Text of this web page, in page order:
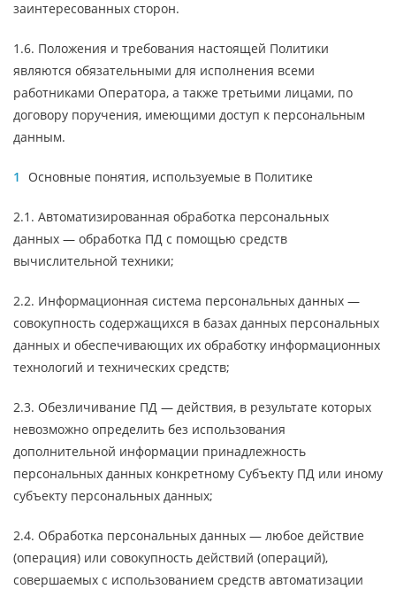
заинтересованных сторон.
1.6. Положения и требования настоящей Политики
являются обязательными для исполнения всеми
работниками Оператора, а также третьими лицами, по
договору поручения, имеющими доступ к персональным
данным.
Основные понятия, используемые в Политике
2.1. Автоматизированная обработка персональных
данных — обработка ПД с помощью средств
вычислительной техники;
2.2. Информационная система персональных данных —
совокупность содержащихся в базах данных персональных
данных и обеспечивающих их обработку информационных
технологий и технических средств;
2.3. Обезличивание ПД — действия, в результате которых
невозможно определить без использования
дополнительной информации принадлежность
персональных данных конкретному Субъекту ПД или иному
субъекту персональных данных;
2.4. Обработка персональных данных — любое действие
(операция) или совокупность действий (операций),
совершаемых с использованием средств автоматизации